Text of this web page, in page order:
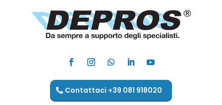
Contattaci +39 081 918020